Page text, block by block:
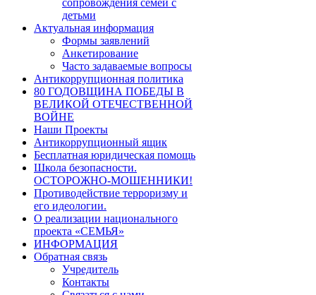
сопровождения семей с
детьми
Актуальная информация
Формы заявлений
Анкетирование
Часто задаваемые вопросы
Антикоррупционная политика
80 ГОДОВЩИНА ПОБЕДЫ В
ВЕЛИКОЙ ОТЕЧЕСТВЕННОЙ
ВОЙНЕ
Наши Проекты
Антикоррупционный ящик
Бесплатная юридическая помощь
Школа безопасности.
ОСТОРОЖНО-МОШЕННИКИ!
Противодействие терроризму и
его идеологии.
О реализации национального
проекта «СЕМЬЯ»
ИНФОРМАЦИЯ
Обратная связь
Учредитель
Контакты